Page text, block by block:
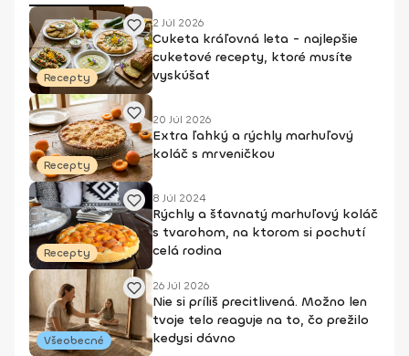
Recepty
2 Júl 2026
Cuketa kráľovná leta - najlepšie
cuketové recepty, ktoré musíte
vyskúšať
Recepty
20 Júl 2026
Extra ľahký a rýchly marhuľový
koláč s mrveničkou
Recepty
8 Júl 2024
Rýchly a šťavnatý marhuľový koláč
s tvarohom, na ktorom si pochutí
celá rodina
Všeobecné
26 Júl 2026
Nie si príliš precitlivená. Možno len
tvoje telo reaguje na to, čo prežilo
kedysi dávno